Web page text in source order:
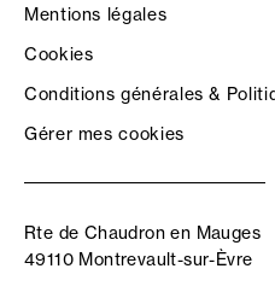
Mentions légales
Cookies
Conditions générales &
Gérer mes cookies
Rte de Chaudron en Mauges
49110 Montrevault-sur-Èvre